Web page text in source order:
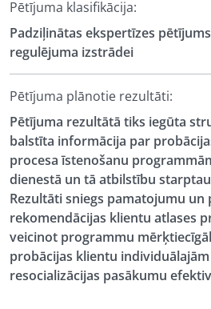
Pētījuma klasifikācija:
Padziļinātas ekspertīzes
regulējuma izstrādei
Pētījuma plānotie rezultāti:
Pētījuma rezultātā tiks iegūta
balstīta informācija par
procesa īstenošanu
dienestā un tā atbilstību
Rezultāti sniegs pamatojumu un
rekomendācijas klientu atlases
veicinot programmu
probācijas klientu
resocializācijas pasākumu